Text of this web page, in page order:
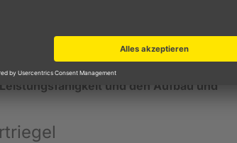
Ausdauertraining (Marathon, Triathlon
nicht nur „reines Wasser“,
auszugleichen, ist eine ausreichende
natürlich vorkommenden Mineralstoffe
Leistungsfähigkeit und den Aufbau und